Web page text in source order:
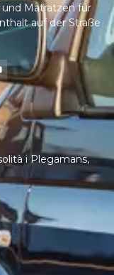
Matratzen für
auf der Straße
i Plegamans,